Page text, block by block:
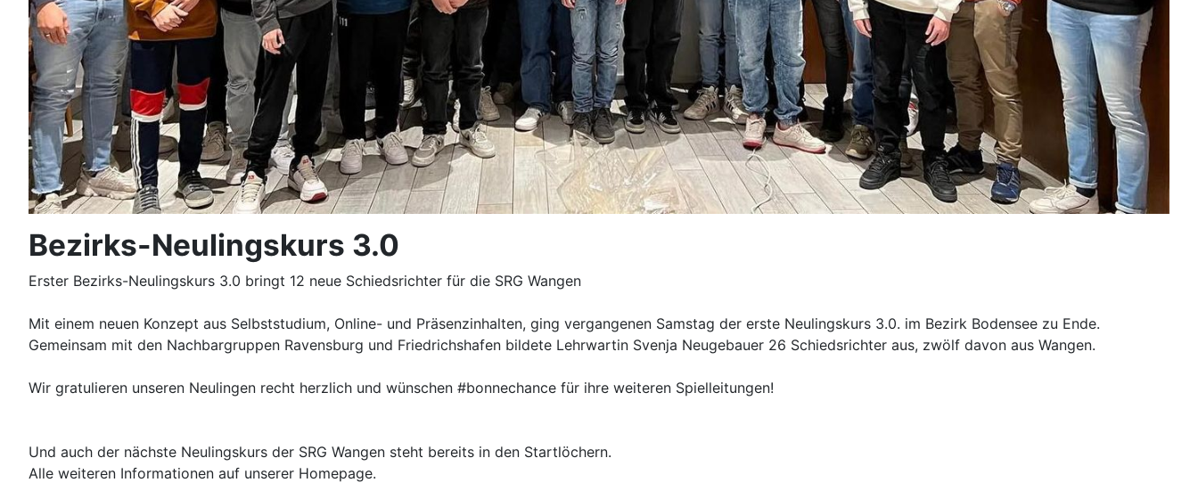
Bezirks-Neulingskurs 3.0
Erster Bezirks-Neulingskurs 3.0 bringt 12 neue Schiedsrichter für die SRG Wangen
Mit einem neuen Konzept aus Selbststudium, Online- und Präsenzinhalten, ging vergangenen Samstag der erste Neulingskurs 3.0. im Bezirk Bodensee zu Ende.
Gemeinsam mit den Nachbargruppen Ravensburg und Friedrichshafen bildete Lehrwartin Svenja Neugebauer 26 Schiedsrichter aus, zwölf davon aus Wangen.
Wir gratulieren unseren Neulingen recht herzlich und wünschen #bonnechance für ihre weiteren Spielleitungen!
Und auch der nächste Neulingskurs der SRG Wangen steht bereits in den Startlöchern.
Alle weiteren Informationen auf unserer Homepage.